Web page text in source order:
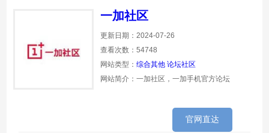
一加社区
更新日期：2024-07-26
查看次数：54748
网站类型：综合其他 论坛社区
网站简介：一加社区，一加手机官方论坛
官网直达